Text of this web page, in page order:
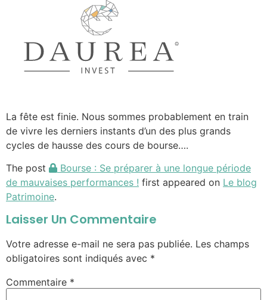
La fête est finie. Nous sommes probablement en train
de vivre les derniers instants d’un des plus grands
cycles de hausse des cours de bourse….
The post
Bourse : Se préparer à une longue période
de mauvaises performances ! first appeared on Le blog
Patrimoine.
Laisser Un Commentaire
Votre adresse e-mail ne sera pas publiée. Les champs
obligatoires sont indiqués avec *
Commentaire *